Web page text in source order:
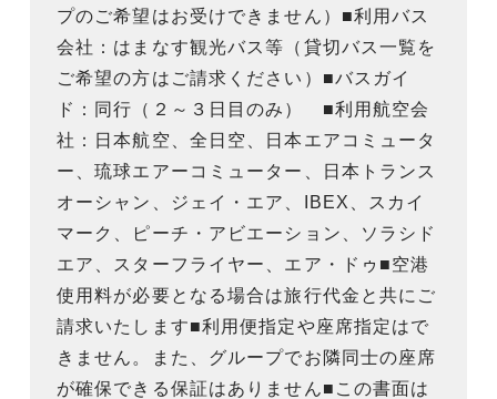
プのご希望はお受けできません）■利用バス
会社：はまなす観光バス等（貸切バス一覧を
ご希望の方はご請求ください）■バスガイ
ド：同行（２～３日目のみ） ■利用航空会
社：日本航空、全日空、日本エアコミュータ
ー、琉球エアーコミューター、日本トランス
オーシャン、ジェイ・エア、IBEX、スカイ
マーク、ピーチ・アビエーション、ソラシド
エア、スターフライヤー、エア・ドゥ■空港
使用料が必要となる場合は旅行代金と共にご
請求いたします■利用便指定や座席指定はで
きません。また、グループでお隣同士の座席
が確保できる保証はありません■この書面は